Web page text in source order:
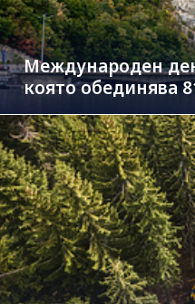
Международен
която обединява